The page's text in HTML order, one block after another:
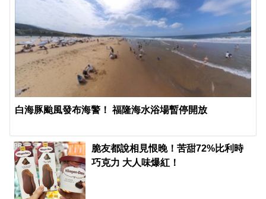
白海豚颱風發布海警！ 福隆海水浴場暫停開放
脆友都說相見恨晚！苦甜72%比利時
巧克力 大人味爆紅！
PR